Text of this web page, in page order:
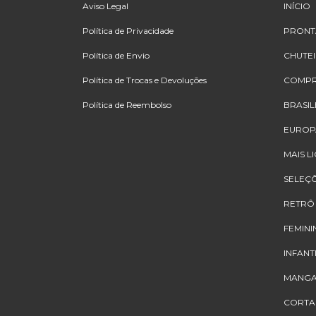
Aviso Legal
Política de Privacidade
Política de Envio
Política de Trocas e Devoluções
Política de Reembolso
INÍCIO
MAIS
RETRÔ